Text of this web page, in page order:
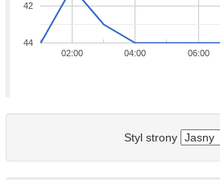
02:00 04:00 06:00
42
44
Styl strony